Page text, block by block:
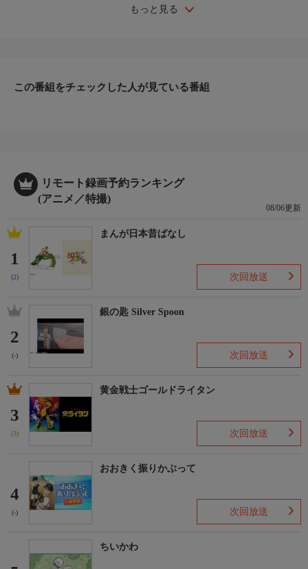
もっと見る
この番組をチェックした人が見ている番組
リモート録画予約ランキング
(アニメ／特撮)
08/06更新
1
(2)
まんが日本昔ばなし
次回放送
2
(-)
銀の匙 Silver Spoon
次回放送
3
(3)
黄金戦士ゴールドライタン
次回放送
4
(-)
おおきく振りかぶって
次回放送
ちいかわ